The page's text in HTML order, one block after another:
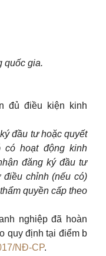
quốc gia.
đủ điều kiện kinh
đầu tư hoặc quyết
có hoạt động kinh
đăng ký đầu tư
chỉnh (nếu có)
quyền cấp theo
nghiệp đã hoàn
quy định tại điểm b
NĐ-CP.